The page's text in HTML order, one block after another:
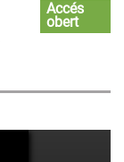
Accés
obert